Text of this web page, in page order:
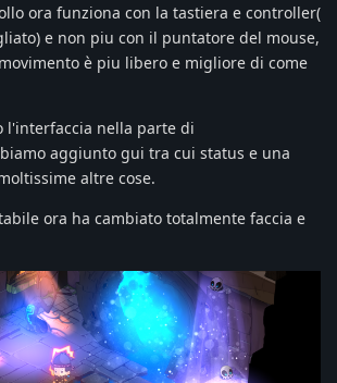
ora funziona con la tastiera e controller(
e non piu con il puntatore del mouse,
è piu libero e migliore di come
l'interfaccia nella parte di
aggiunto gui tra cui status e una
altre cose.
ora ha cambiato totalmente faccia e